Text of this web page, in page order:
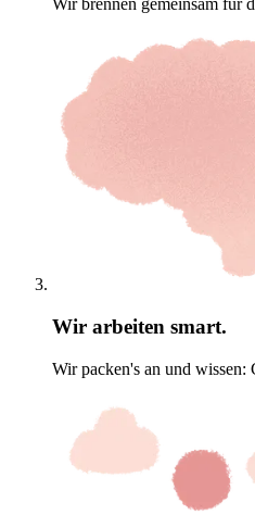
Wir brennen gemeinsam für
Wir arbeiten smart.
Wir packen's an und wissen: